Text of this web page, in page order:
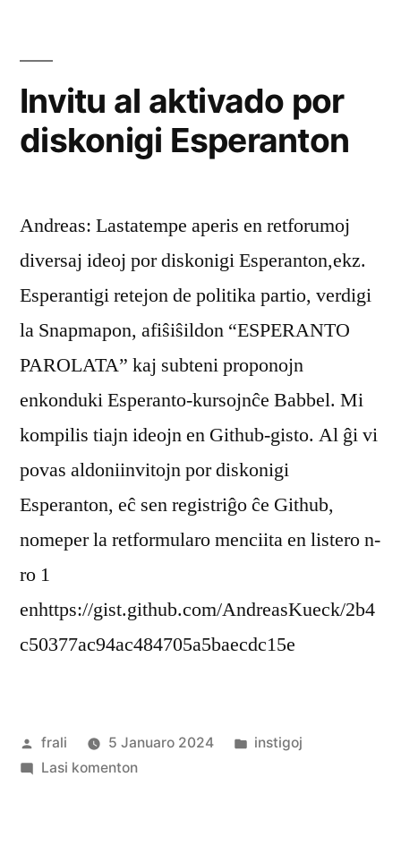
Invitu al aktivado por
diskonigi Esperanton
Andreas: Lastatempe aperis en retforumoj
diversaj ideoj por diskonigi Esperanton,ekz.
Esperantigi retejon de politika partio, verdigi
la Snapmapon, afiŝiŝildon “ESPERANTO
PAROLATA” kaj subteni proponojn
enkonduki Esperanto-kursojnĉe Babbel. Mi
kompilis tiajn ideojn en Github-gisto. Al ĝi vi
povas aldoniinvitojn por diskonigi
Esperanton, eĉ sen registriĝo ĉe Github,
nomeper la retformularo menciita en listero n-
ro 1
enhttps://gist.github.com/AndreasKueck/2b4
c50377ac94ac484705a5baecdc15e
Afiŝita
de
frali 5 Januaro 2024
Afiŝita
instigoj
Lasi komentonpri